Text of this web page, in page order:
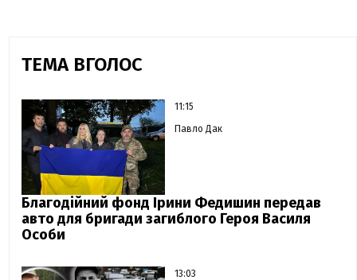
ТЕМА ВГОЛОС
11:15
Павло Дак
Благодійний фонд Ірини Федишин передав
авто для бригади загиблого Героя Василя
Особи
13:03